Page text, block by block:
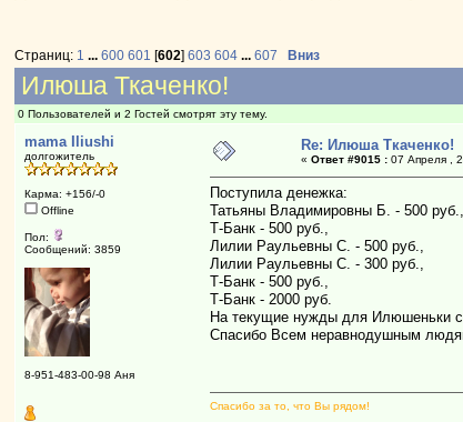
Страниц: 1 ...600 601 [602]603 604 ...607 Вниз
Илюша Ткаченко!
0 Пользователей и 2 Гостей смотрят эту тему.
mama Iliushi
долгожитель
Карма: +156/-0
Offline
Пол:
Сообщений: 3859
8-951-483-00-98 Аня
Re: Илюша Ткаченко!
«Ответ #9015 : 07 Апреля ,
Поступила денежка:
Татьяны Владимировны Б. - 500 руб.,
Т-Банк - 500 руб.,
Лилии Раульевны С. - 500 руб.,
Лилии Раульевны С. - 300 руб.,
Т-Банк - 500 руб.,
Т-Банк - 2000 руб.
На текущие нужды для Илюшеньки
Спасибо Всем неравнодушным
Спасибо за то, что Вы рядом!